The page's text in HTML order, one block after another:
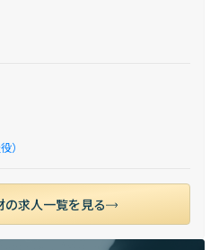
）
の求人一覧を見る